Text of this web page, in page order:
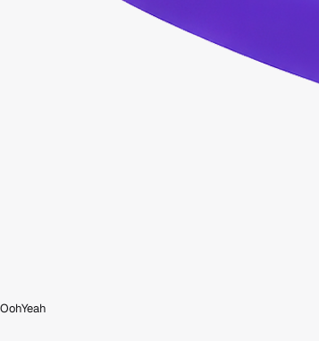
OohYeah